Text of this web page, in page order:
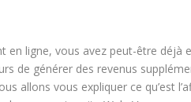
en ligne, vous avez peut-être
de générer des revenus
allons vous expliquer ce qu’est